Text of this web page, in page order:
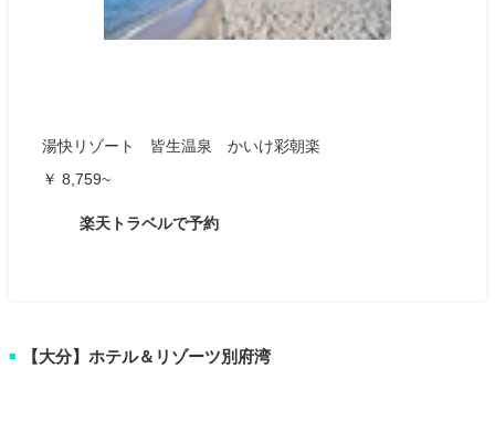
湯快リゾート 皆生温泉 かいけ彩朝楽
￥ 8,759~
楽天トラベルで予約
■ 【大分】ホテル＆リゾーツ別府湾